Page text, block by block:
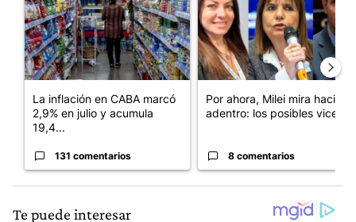
La inflación en CABA marcó
2,9% en julio y acumula
19,4...
131 comentarios
Por ahora, Milei mira hacia
adentro: los posibles vices...
8 comentarios